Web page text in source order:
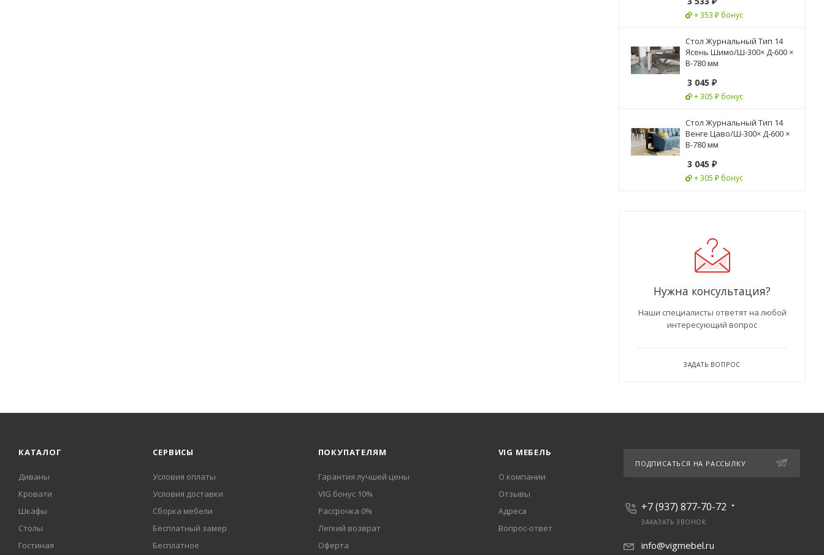
+ 353 ₽ бонус
Стол Журнальный Тип 14
Ясень Шимо/Ш-300× Д-600 ×
В-780 мм
3 045 ₽
+ 305 ₽ бонус
Стол Журнальный Тип 14
Венге Цаво/Ш-300× Д-600 ×
В-780 мм
3 045 ₽
+ 305 ₽ бонус
Нужна консультация?
Наши специалисты ответят на любой
интересующий вопрос
ЗАДАТЬ ВОПРОС
КАТАЛОГ
Диваны
Кровати
Шкафы
Столы
Гостиная
СЕРВИСЫ
Условия оплаты
Условия доставки
Сборка мебели
Бесплатный замер
Бесплатное
ПОКУПАТЕЛЯМ
Гарантия лучшей цены
VIG бонус 10%
Рассрочка 0%
Легкий возврат
Оферта
VIG МЕБЕЛЬ
О компании
Отзывы
Адреса
Вопрос-ответ
ПОДПИСАТЬСЯ НА РАССЫЛКУ
+7 (937) 877-70-72
ЗАКАЗАТЬ ЗВОНОК
info@vigmebel.ru